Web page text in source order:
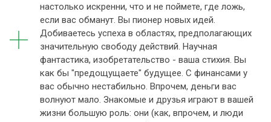
настолько искренни, что и не поймете, где ложь,
если вас обманут. Вы пионер новых идей.
Добиваетесь успеха в областях, предполагающих
значительную свободу действий. Научная
фантастика, изобретательство - ваша стихия. Вы
как бы "предощущаете" будущее. С финансами у
вас обычно нестабильно. Впрочем, деньги вас
волнуют мало. Знакомые и друзья играют в вашей
жизни большую роль: они (как, впрочем, и люди